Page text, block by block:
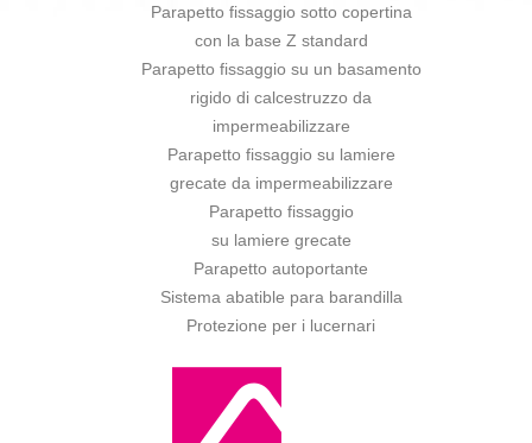
Parapetto fissaggio sotto copertina
con la base Z standard
Parapetto fissaggio su un basamento
rigido di calcestruzzo da
impermeabilizzare
Parapetto fissaggio su lamiere
grecate da impermeabilizzare
Parapetto fissaggio
su lamiere grecate
Parapetto autoportante
Sistema abatible para barandilla
Protezione per i lucernari